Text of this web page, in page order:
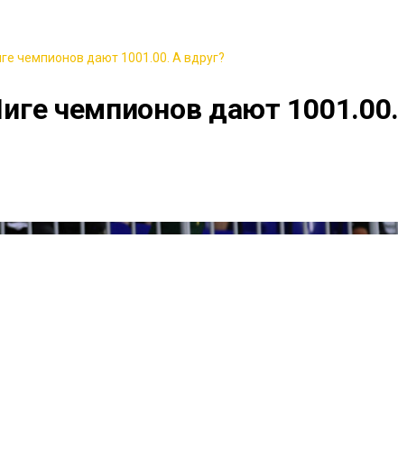
чемпионов дают 1001.00. А вдруг?
чемпионов дают 1001.00.